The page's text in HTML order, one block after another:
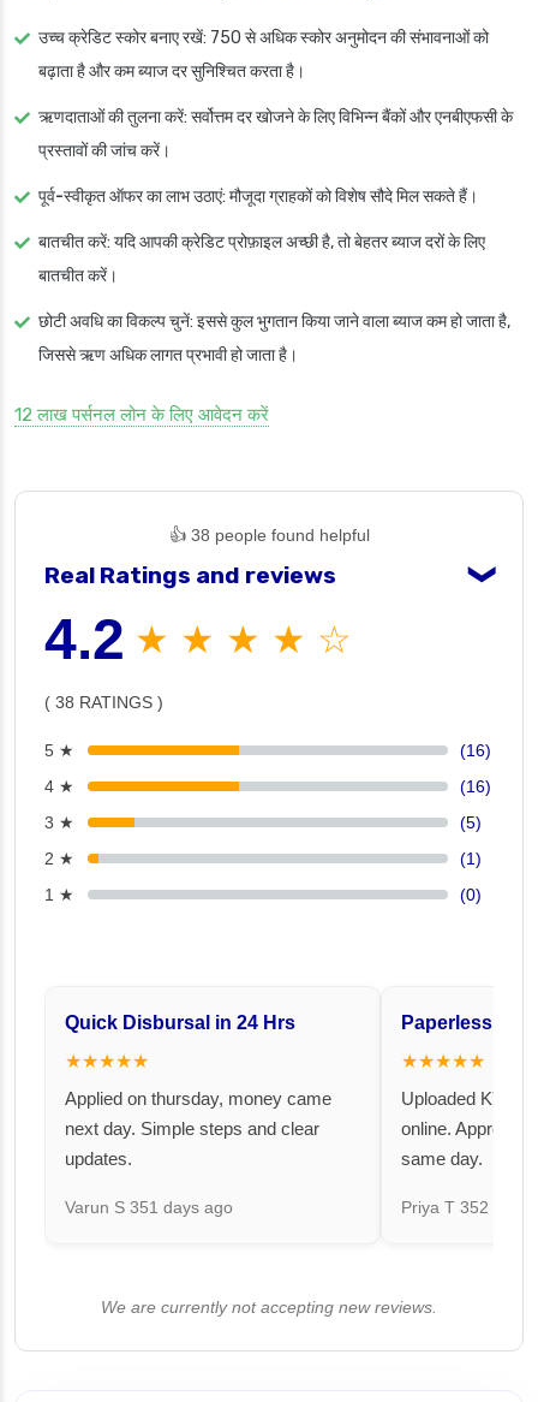
उच्च क्रेडिट स्कोर बनाए रखें: 750 से अधिक स्कोर अनुमोदन की संभावनाओं को
बढ़ाता है और कम ब्याज दर सुनिश्चित करता है।
ऋणदाताओं की तुलना करें: सर्वोत्तम दर खोजने के लिए विभिन्न बैंकों और एनबीएफसी के
प्रस्तावों की जांच करें।
पूर्व-स्वीकृत ऑफर का लाभ उठाएं: मौजूदा ग्राहकों को विशेष सौदे मिल सकते हैं।
बातचीत करें: यदि आपकी क्रेडिट प्रोफ़ाइल अच्छी है, तो बेहतर ब्याज दरों के लिए
बातचीत करें।
छोटी अवधि का विकल्प चुनें: इससे कुल भुगतान किया जाने वाला ब्याज कम हो जाता है,
जिससे ऋण अधिक लागत प्रभावी हो जाता है।
12 लाख पर्सनल लोन के लिए आवेदन करें
👍 38 people found helpful
Real Ratings and reviews ❯
4.2 ★ ★ ★ ★ ☆
( 38 RATINGS )
5 ★
(16)
4 ★
(16)
3 ★
(5)
2 ★
(1)
1 ★
(0)
Quick Disbursal in 24 Hrs
★★★★★
Applied on thursday, money came
next day. Simple steps and clear
updates.
Varun S 351 days ago
Paperless and
★★★★★
Uploaded KYC
online. Approval
same day.
Priya T 352 days
We are currently not accepting new reviews.